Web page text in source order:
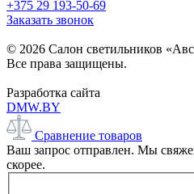
+375 29 193-50-69
Заказать звонок
© 2026 Салон светильников
Все права защищены.
Разработка сайта
DMW.BY
Сравнение товаров
Ваш запрос отправлен. Мы
скорее.